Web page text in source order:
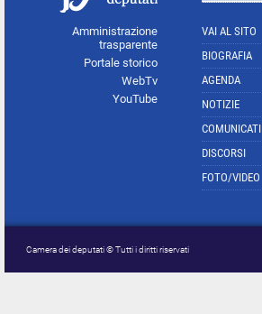
Amministrazione
trasparente
Portale storico
WebTv
YouTube
VAI AL SITO
BIOGRAFIA
AGENDA
NOTIZIE
COMUNICATI
DISCORSI
FOTO/VIDEO
Camera dei deputati © Tutti i diritti riservati